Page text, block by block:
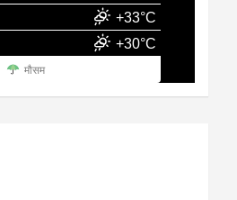
+33°C
+30°C
मौसम